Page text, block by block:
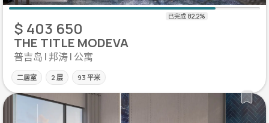
$ 403 650
THE TITLE MODEVA
普吉岛 | 邦涛 | 公寓
二居室 2 层 93 平米